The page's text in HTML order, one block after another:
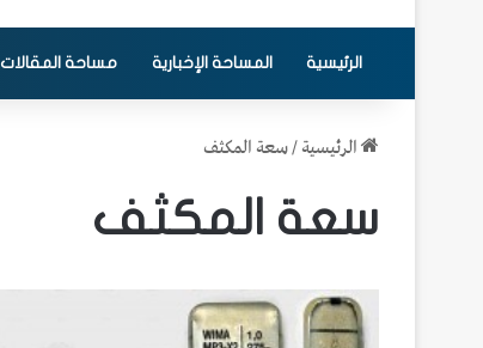
الرئيسية المساحة الإخبارية مساحة المقالات
الرئيسية/سعة المكثف
سعة المكثف